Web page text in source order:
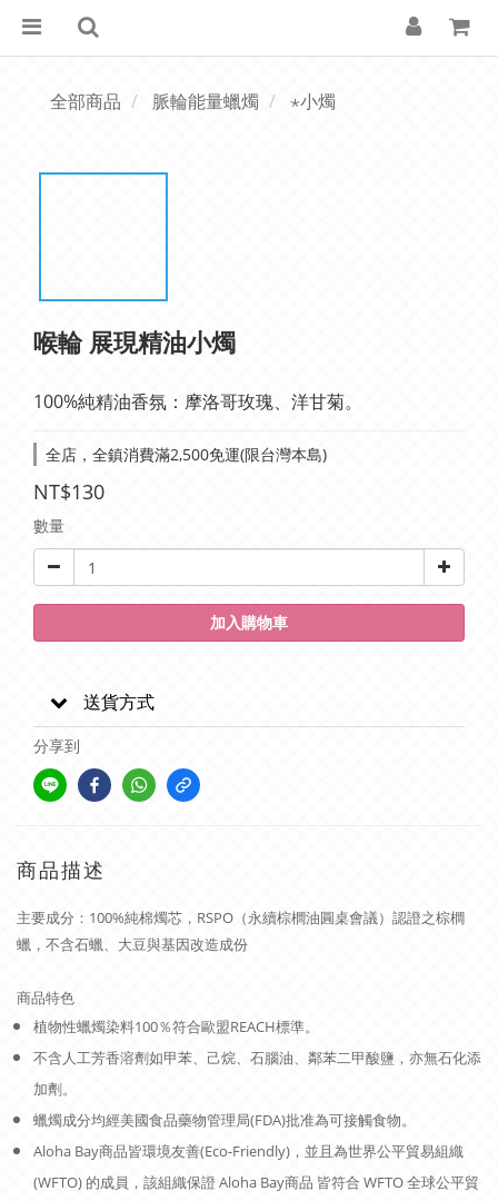
全部商品 脈輪能量蠟燭 ⋆小燭
喉輪 展現精油小燭
100%純精油香氛：摩洛哥玫瑰、洋甘菊。
全店，全鎮消費滿2,500免運(限台灣本島)
NT$130
數量
加入購物車
送貨方式
分享到
商品描述
主要成分：100%純棉燭芯，RSPO（永續棕櫚油圓桌會議）認證之棕櫚
蠟，不含石蠟、大豆與基因改造成份
商品特色
植物性蠟燭染料100％符合歐盟REACH標準。
不含人工芳香溶劑如甲苯、己烷、石腦油、鄰苯二甲酸鹽，亦無石化添
加劑。
蠟燭成分均經美國食品藥物管理局(FDA)批准為可接觸食物。
Aloha Bay商品皆環境友善(Eco-Friendly)，並且為世界公平貿易組織
(WFTO) 的成員，該組織保證 Aloha Bay商品 皆符合 WFTO 全球公平貿